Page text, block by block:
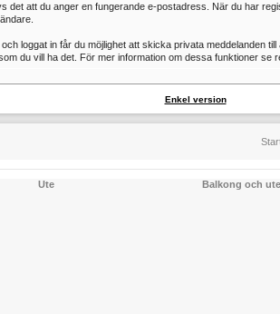
det att du anger en fungerande e-postadress. När du har
loggat in får du möjlighet att skicka privata meddelanden
du vill ha det. För mer information om dessa funktioner se
Enkel version
Ute Balkong och